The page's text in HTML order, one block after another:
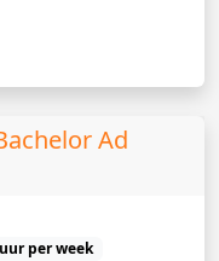
Ad
per week